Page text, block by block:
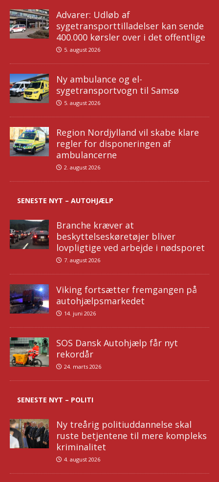
Advarer: Udløb af
sygetransporttilladelser kan sende
400.000 kørsler over i det offentlige
5. august 2026
Ny ambulance og el-
sygetransportvogn til Samsø
5. august 2026
Region Nordjylland vil skabe klare
regler for disponeringen af
ambulancerne
2. august 2026
SENESTE NYT – AUTOHJÆLP
Branche kræver at
beskyttelseskøretøjer bliver
lovpligtige ved arbejde i nødsporet
7. august 2026
Viking fortsætter fremgangen på
autohjælpsmarkedet
14. juni 2026
SOS Dansk Autohjælp får nyt
rekordår
24. marts 2026
SENESTE NYT – POLITI
Ny treårig politiuddannelse skal
ruste betjentene til mere kompleks
kriminalitet
4. august 2026